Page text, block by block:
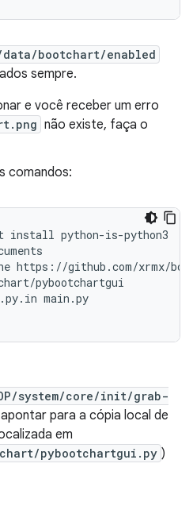
bootchart/enabled
sempre.
e você receber um erro
não existe, faça o
comandos:
install python-is-python3
https://github.com/xrmx/
pybootchartgui
main.py
system/core/init/grab-
para a cópia local de
em
pybootchartgui.py )